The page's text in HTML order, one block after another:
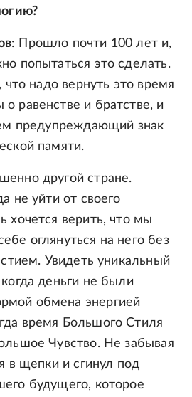
: Прошло почти 100 лет и,
попытаться это сделать.
что надо вернуть это время
равенстве и братстве, и
предупреждающий знак
памяти.
другой стране.
не уйти от своего
хочется верить, что мы
оглянуться на него без
Увидеть уникальный
деньги не были
обмена энергией
время Большого Стиля
Чувство. Не забывая
в щепки и сгинул под
будущего, которое